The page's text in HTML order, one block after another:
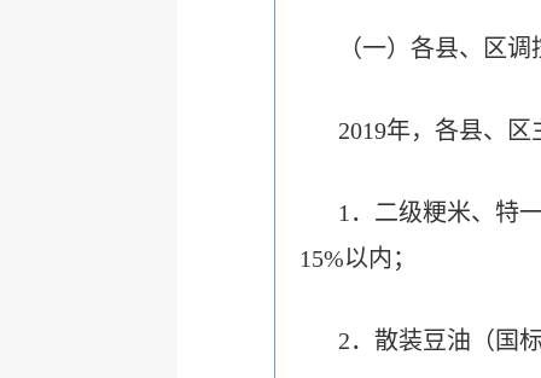
（一）各县、区
2019年，各县、
1．二级粳米、特
15%以内；
2．散装豆油（国